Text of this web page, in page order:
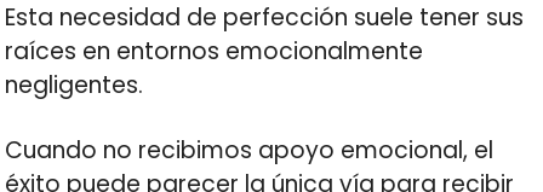
Esta necesidad de perfección suele tener sus
raíces en entornos emocionalmente
negligentes.
Cuando no recibimos apoyo emocional, el
éxito puede parecer la única vía para recibir